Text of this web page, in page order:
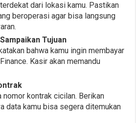
dari lokasi kamu. Pastikan
beroperasi agar bisa langsung
Tujuan
bahwa kamu ingin membayar
Kasir akan memandu
nomor kontrak cicilan. Berikan
data kamu bisa segera ditemukan